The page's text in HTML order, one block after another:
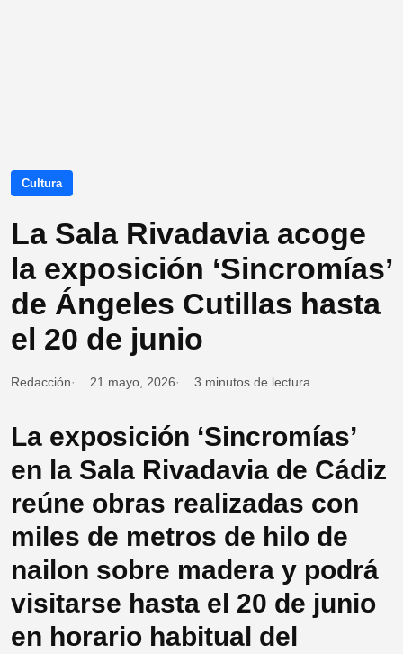
Cultura
La Sala Rivadavia acoge
la exposición ‘Sincromías’
de Ángeles Cutillas hasta
el 20 de junio
Redacción 21 mayo, 2026 3 minutos de lectura
La exposición ‘Sincromías’
en la Sala Rivadavia de Cádiz
reúne obras realizadas con
miles de metros de hilo de
nailon sobre madera y podrá
visitarse hasta el 20 de junio
en horario habitual del